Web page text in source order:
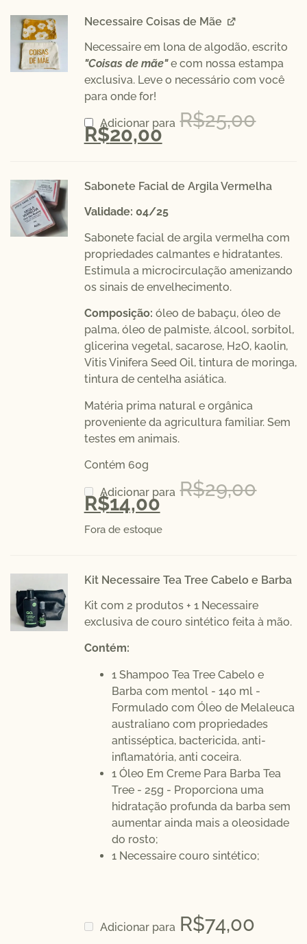
Necessaire Coisas de Mãe
Necessaire em lona de algodão, escrito
"Coisas de mãe" e com nossa estampa
exclusiva. Leve o necessário com você
para onde for!
Adicionar para R$25,00
R$20,00
Sabonete Facial de Argila Vermelha
Validade: 04/25
Sabonete facial de argila vermelha com
propriedades calmantes e hidratantes.
Estimula a microcirculação amenizando
os sinais de envelhecimento.
Composição: óleo de babaçu, óleo de
palma, óleo de palmiste, álcool, sorbitol,
glicerina vegetal, sacarose, H2O, kaolin,
Vitis Vinifera Seed Oil, tintura de moringa,
tintura de centelha asiática.
Matéria prima natural e orgânica
proveniente da agricultura familiar. Sem
testes em animais.
Contém 60g
Adicionar para R$29,00
R$14,00
Fora de estoque
Kit Necessaire Tea Tree Cabelo e Barba
Kit com 2 produtos + 1 Necessaire
exclusiva de couro sintético feita à mão.
Contém:
1 Shampoo Tea Tree Cabelo e
Barba com mentol - 140 ml -
Formulado com Óleo de Melaleuca
australiano com propriedades
antisséptica, bactericida, anti-
inflamatória, anti coceira.
1 Óleo Em Creme Para Barba Tea
Tree - 25g - Proporciona uma
hidratação profunda da barba sem
aumentar ainda mais a oleosidade
do rosto;
1 Necessaire couro sintético;
Adicionar para R$74,00